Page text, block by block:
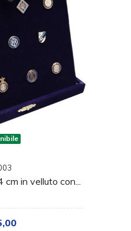
in velluto con...